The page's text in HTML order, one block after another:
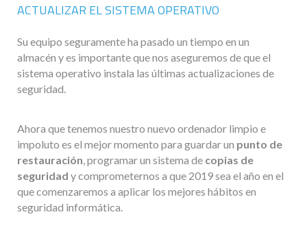
ACTUALIZAR EL SISTEMA OPERATIVO
Su equipo seguramente ha pasado un tiempo en un
almacén y es importante que nos aseguremos de que el
sistema operativo instala las últimas actualizaciones de
seguridad.
Ahora que tenemos nuestro nuevo ordenador limpio e
impoluto es el mejor momento para guardar un punto de
restauración, programar un sistema de copias de
seguridad y comprometernos a que 2019 sea el año en el
que comenzaremos a aplicar los mejores hábitos en
seguridad informática.